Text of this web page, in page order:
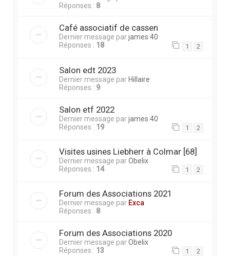
Réponses : 8
Café associatif de cassen
Dernier message parjames 40
Réponses : 18 1 2
Salon edt 2023
Dernier message parHillaire
Réponses : 9
Salon etf 2022
Dernier message parjames 40
Réponses : 19 1 2
Visites usines Liebherr à Colmar [68]
Dernier message parObelix
Réponses : 14 1 2
Forum des Associations 2021
Dernier message par Exca
Réponses : 8
Forum des Associations 2020
Dernier message parObelix
Réponses : 13 1 2